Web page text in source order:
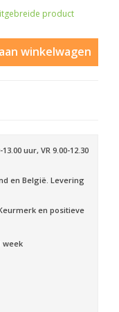
product
winkelwagen
uur, VR 9.00-12.30
en België. Levering
en positieve
week